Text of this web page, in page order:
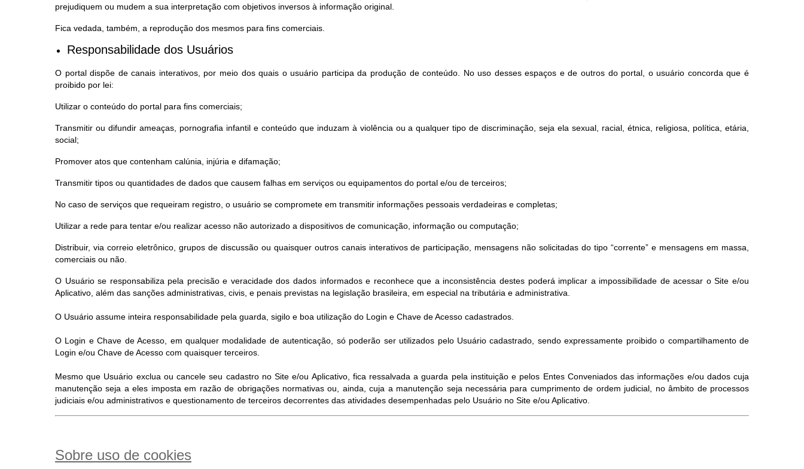
prejudiquem ou mudem a sua interpretação com objetivos inversos à informação original.
Fica vedada, também, a reprodução dos mesmos para fins comerciais.
Responsabilidade dos Usuários
O portal dispõe de canais interativos, por meio dos quais o usuário participa da produção de conteúdo. No uso desses espaços e de outros do portal, o usuário concorda que é
proibido por lei:
Utilizar o conteúdo do portal para fins comerciais;
Transmitir ou difundir ameaças, pornografia infantil e conteúdo que induzam à violência ou a qualquer tipo de discriminação, seja ela sexual, racial, étnica, religiosa, política, etária,
social;
Promover atos que contenham calúnia, injúria e difamação;
Transmitir tipos ou quantidades de dados que causem falhas em serviços ou equipamentos do portal e/ou de terceiros;
No caso de serviços que requeiram registro, o usuário se compromete em transmitir informações pessoais verdadeiras e completas;
Utilizar a rede para tentar e/ou realizar acesso não autorizado a dispositivos de comunicação, informação ou computação;
Distribuir, via correio eletrônico, grupos de discussão ou quaisquer outros canais interativos de participação, mensagens não solicitadas do tipo “corrente” e mensagens em massa,
comerciais ou não.
O Usuário se responsabiliza pela precisão e veracidade dos dados informados e reconhece que a inconsistência destes poderá implicar a impossibilidade de acessar o Site e/ou
Aplicativo, além das sanções administrativas, civis, e penais previstas na legislação brasileira, em especial na tributária e administrativa.
O Usuário assume inteira responsabilidade pela guarda, sigilo e boa utilização do Login e Chave de Acesso cadastrados.
O Login e Chave de Acesso, em qualquer modalidade de autenticação, só poderão ser utilizados pelo Usuário cadastrado, sendo expressamente proibido o compartilhamento de
Login e/ou Chave de Acesso com quaisquer terceiros.
Mesmo que Usuário exclua ou cancele seu cadastro no Site e/ou Aplicativo, fica ressalvada a guarda pela instituição e pelos Entes Conveniados das informações e/ou dados cuja
manutenção seja a eles imposta em razão de obrigações normativas ou, ainda, cuja a manutenção seja necessária para cumprimento de ordem judicial, no âmbito de processos
judiciais e/ou administrativos e questionamento de terceiros decorrentes das atividades desempenhadas pelo Usuário no Site e/ou Aplicativo.
Sobre uso de cookies